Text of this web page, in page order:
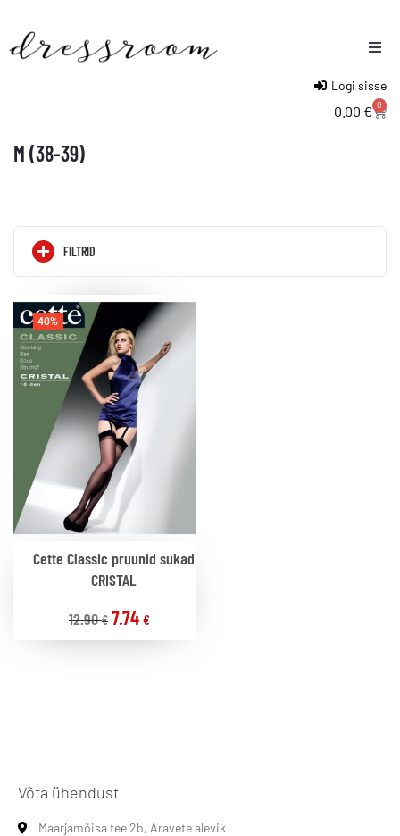
Logi sisse
0.00 € 0
M (38-39)
FILTRID
40%
Cette Classic pruunid sukad
CRISTAL
12.90€ 7.74 €
Võta ühendust
Maarjamõisa tee 2b, Aravete alevik